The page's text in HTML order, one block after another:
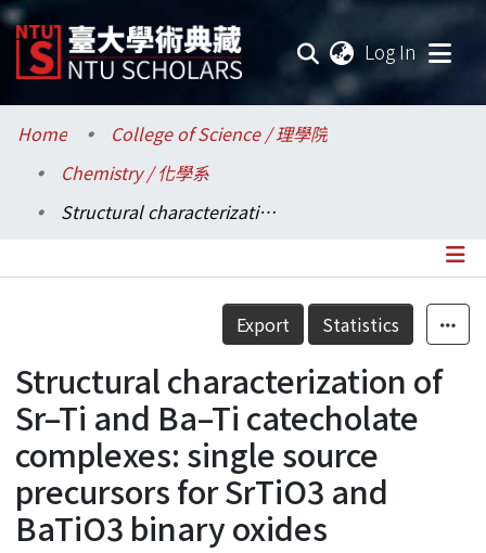
Log In
Communities & Collections
Research Outputs
Statistics
Home
College of Science / 理學院
Chemistry / 化學系
Structural characterization of Sr–Ti and Ba–Ti catecholate complexes: single source precursors for SrTiO3 and BaTiO3 binary oxides
Details
Export Statistics
Structural characterization of
Sr–Ti and Ba–Ti catecholate
complexes: single source
precursors for SrTiO3 and
BaTiO3 binary oxides